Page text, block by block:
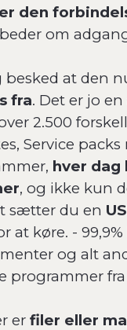
den
om
besked at den
fra. Det er jo
2.500
Service packs
hver dag
, og ikke kun
sætter du en
at køre. -
og alt
programmer
er filer eller